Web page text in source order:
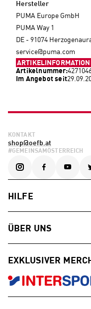
Hersteller
PUMA Europe GmbH
PUMA Way 1
DE - 91074
service@puma.com
Artikelnummer:
Im Angebot seit
KONTAKT
shop@oefb.at
#GEMEINSAMÖSTERREICH
HILFE
ÜBER UNS
EXKLUSIVER